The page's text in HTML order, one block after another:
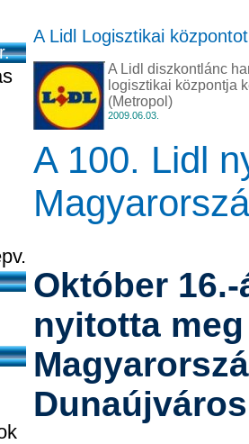
A Lidl Logisztikai
A Lidl diszkontlánc
logisztikai központja
(Metropol)
2009.06.03.
A 100. Lidl
Október
nyitotta